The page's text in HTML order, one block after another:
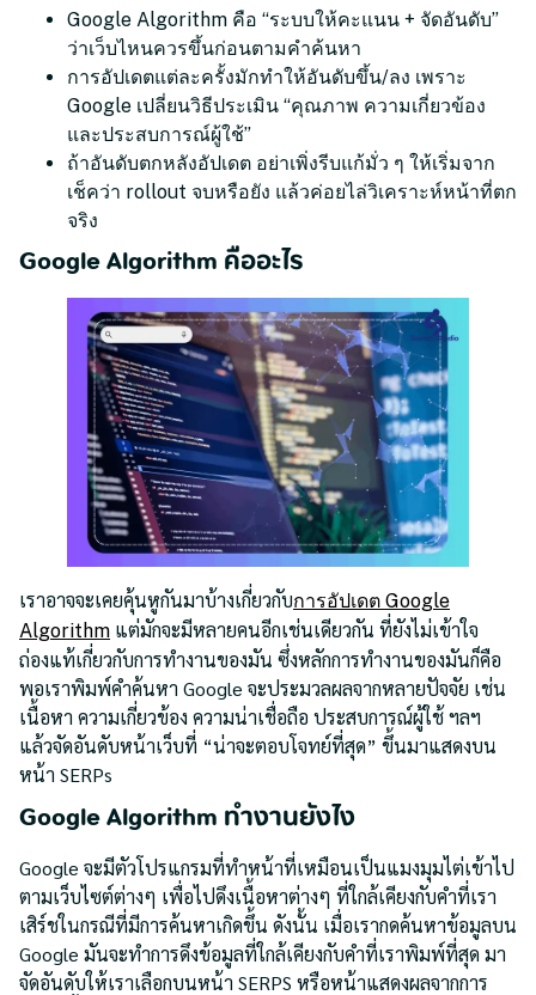
Google Algorithm คือ “ระบบให้คะแนน + จัดอันดับ”
ว่าเว็บไหนควรขึ้นก่อนตามคำค้นหา
การอัปเดตแต่ละครั้งมักทำให้อันดับขึ้น/ลง เพราะ
Google เปลี่ยนวิธีประเมิน “คุณภาพ ความเกี่ยวข้อง
และประสบการณ์ผู้ใช้”
ถ้าอันดับตกหลังอัปเดต อย่าเพิ่งรีบแก้มั่ว ๆ ให้เริ่มจาก
เช็คว่า rollout จบหรือยัง แล้วค่อยไล่วิเคราะห์หน้าที่ตก
จริง
Google Algorithm คืออะไร
เราอาจจะเคยคุ้นหูกันมาบ้างเกี่ยวกับการอัปเดต Google
Algorithm แต่มักจะมีหลายคนอีกเช่นเดียวกัน ที่ยังไม่เข้าใจ
ถ่องแท้เกี่ยวกับการทำงานของมัน ซึ่งหลักการทำงานของมันก็คือ
พอเราพิมพ์คำค้นหา Google จะประมวลผลจากหลายปัจจัย เช่น
เนื้อหา ความเกี่ยวข้อง ความน่าเชื่อถือ ประสบการณ์ผู้ใช้ ฯลฯ
แล้วจัดอันดับหน้าเว็บที่ “น่าจะตอบโจทย์ที่สุด” ขึ้นมาแสดงบน
หน้า SERPs
Google Algorithm ทำงานยังไง
Google จะมีตัวโปรแกรมที่ทำหน้าที่เหมือนเป็นแมงมุมไต่เข้าไป
ตามเว็บไซต์ต่างๆ เพื่อไปดึงเนื้อหาต่างๆ ที่ใกล้เคียงกับคำที่เรา
เสิร์ชในกรณีที่มีการค้นหาเกิดขึ้น ดังนั้น เมื่อเรากดค้นหาข้อมูลบน
Google มันจะทำการดึงข้อมูลที่ใกล้เคียงกับคำที่เราพิมพ์ที่สุด มา
จัดอันดับให้เราเลือกบนหน้า SERPS หรือหน้าแสดงผลจากการ